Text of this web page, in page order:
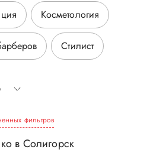
Косметология
Стилист
фильтров
в Солигорск